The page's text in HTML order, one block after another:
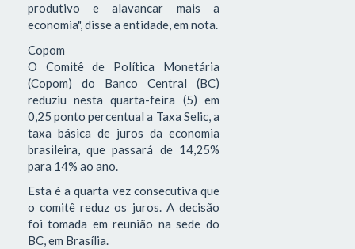
produtivo e alavancar mais a
economia", disse a entidade, em nota.
Copom
O Comitê de Política Monetária
(Copom) do Banco Central (BC)
reduziu nesta quarta-feira (5) em
0,25 ponto percentual a Taxa Selic, a
taxa básica de juros da economia
brasileira, que passará de 14,25%
para 14% ao ano.
Esta é a quarta vez consecutiva que
o comitê reduz os juros. A decisão
foi tomada em reunião na sede do
BC, em Brasília.